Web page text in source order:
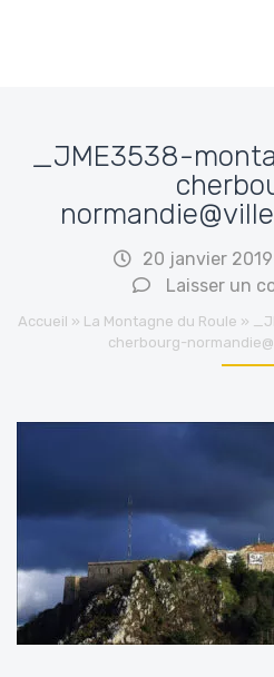
_JME3538-
20 janvier 2019
Laisser un
Accueil » La Montagne du Roule »
cherbourg-